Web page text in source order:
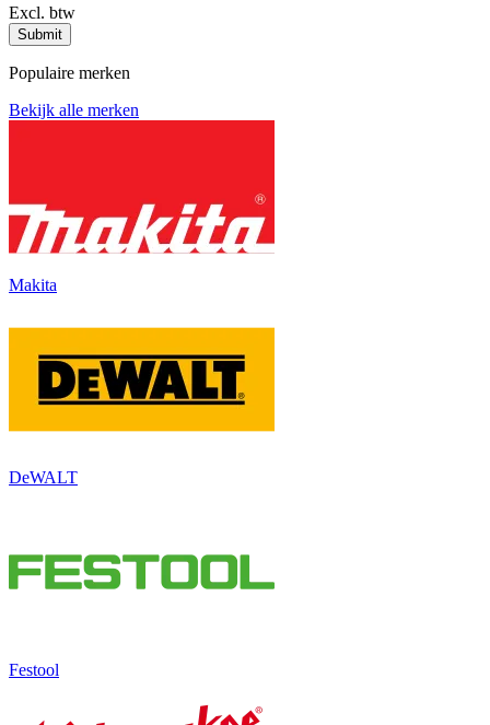
Excl. btw
Submit
Populaire merken
Bekijk alle merken
Makita
DeWALT
Festool